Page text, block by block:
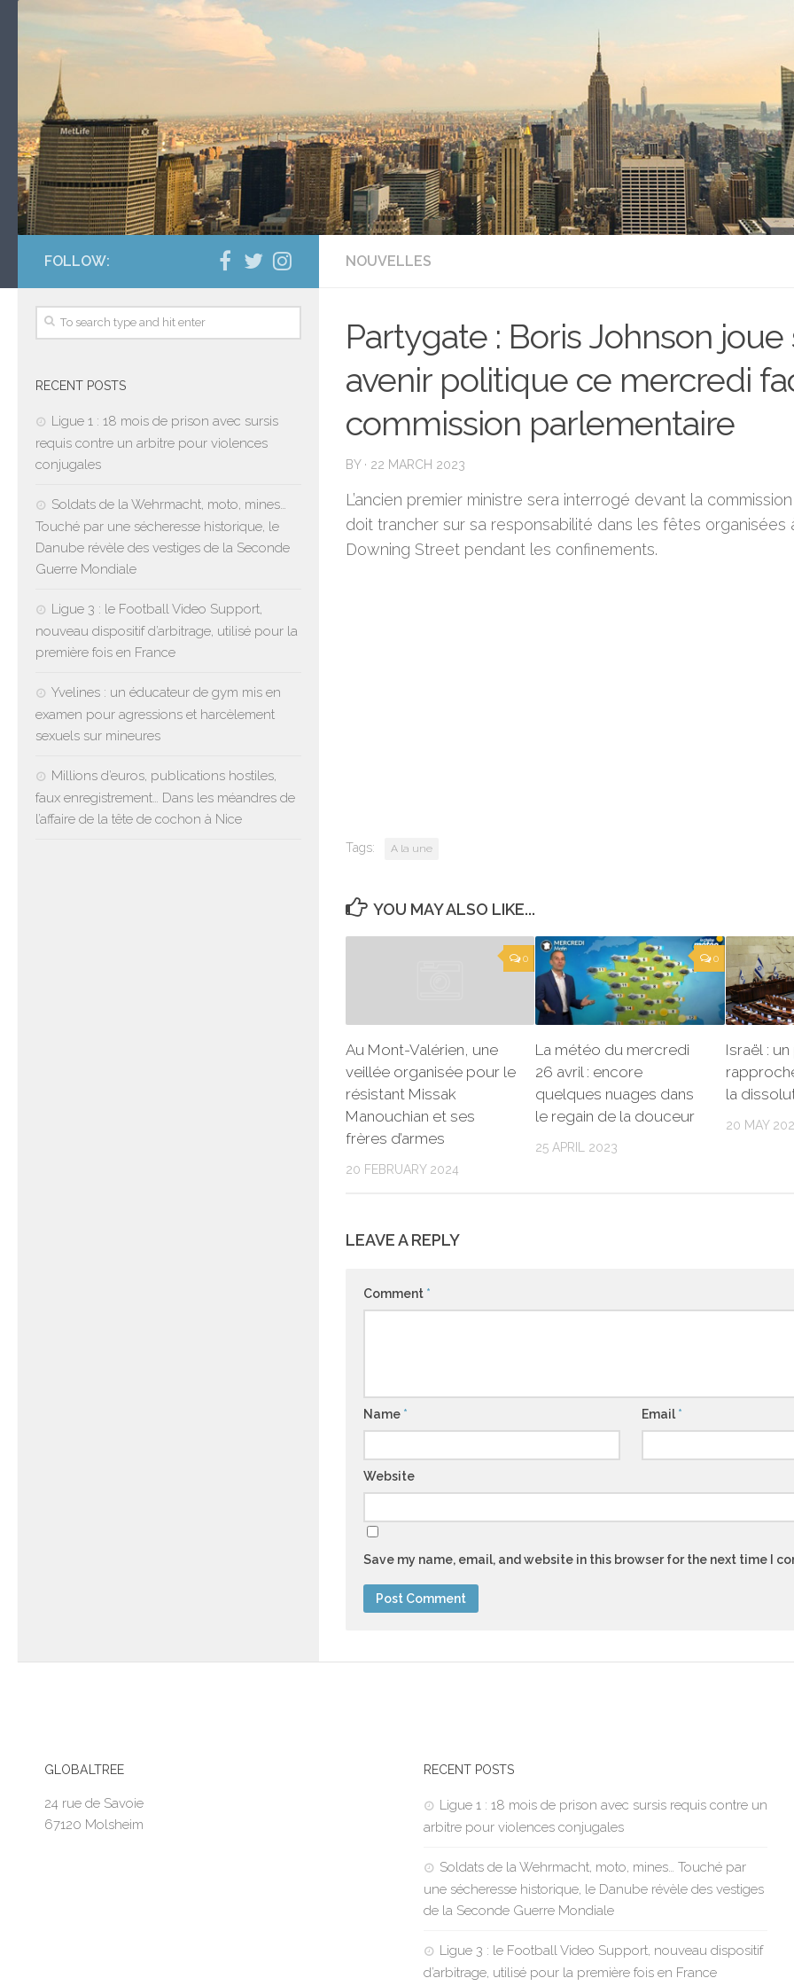
NOUVELLES
Partygate : Boris Johnson joue
avenir politique ce mercredi
commission parlementaire
BY · 22 MARCH 2023
L’ancien premier ministre sera interrogé devant la
doit trancher sur sa responsabilité dans les fêtes organisées
Downing Street pendant les confinements.
Tags: A la une
YOU MAY ALSO LIKE...
0
Au Mont-Valérien, une
veillée organisée pour le
résistant Missak
Manouchian et ses
frères d’armes
20 FEBRUARY 2024
0
La météo du mercredi
26 avril : encore
quelques nuages dans
le regain de la douceur
25 APRIL 2023
Israël :
la
20 MAY
LEAVE A REPLY
Comment *
Name * Email*
Website
Save my name, email, and website in this browser for the next time I
FOLLOW:
RECENT POSTS
Ligue 1 : 18 mois de prison avec sursis
requis contre un arbitre pour violences
conjugales
Soldats de la Wehrmacht, moto, mines…
Touché par une sécheresse historique, le
Danube révèle des vestiges de la Seconde
Guerre Mondiale
Ligue 3 : le Football Video Support,
nouveau dispositif d’arbitrage, utilisé pour la
première fois en France
Yvelines : un éducateur de gym mis en
examen pour agressions et harcèlement
sexuels sur mineures
Millions d’euros, publications hostiles,
faux enregistrement… Dans les méandres de
l’affaire de la tête de cochon à Nice
GLOBALTREE
24 rue de Savoie
67120 Molsheim
RECENT POSTS
Ligue 1 : 18 mois de prison avec sursis requis contre un
arbitre pour violences conjugales
Soldats de la Wehrmacht, moto, mines… Touché par
une sécheresse historique, le Danube révèle des vestiges
de la Seconde Guerre Mondiale
Ligue 3 : le Football Video Support, nouveau dispositif
d’arbitrage, utilisé pour la première fois en France